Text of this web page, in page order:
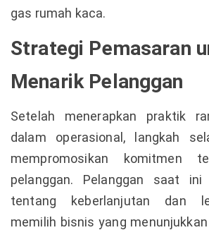
gas rumah kaca.
Strategi Pemasaran
Menarik Pelanggan
Setelah menerapkan praktik
dalam operasional, langkah
mempromosikan komitmen
pelanggan. Pelanggan saat
tentang keberlanjutan dan
memilih bisnis yang